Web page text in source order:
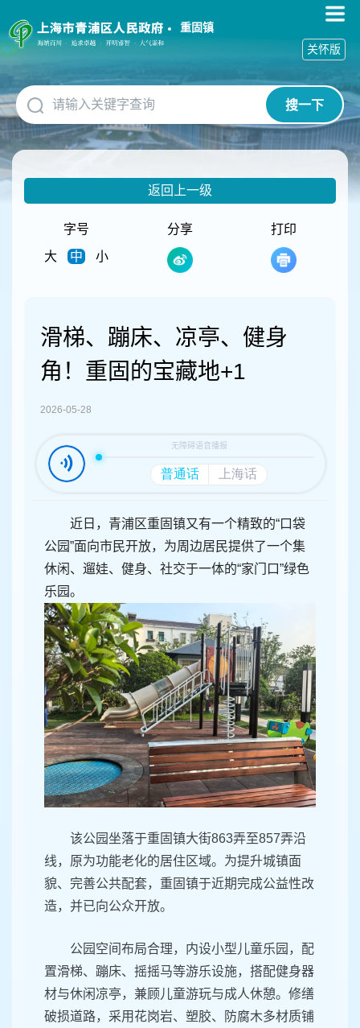
障
碍
作
说
明
跳
到
网
重固镇
搜一下
关怀版
返回上一级
字号
大
中 小
分享 打印
滑梯、蹦床、凉亭、健身
角！重固的宝藏地+1
2026-05-28
近日，青浦区重固镇又有一个精致的“口袋
公园”面向市民开放，为周边居民提供了一个集
休闲、遛娃、健身、社交于一体的“家门口”绿色
乐园。
该公园坐落于重固镇大街863弄至857弄沿
线，原为功能老化的居住区域。为提升城镇面
貌、完善公共配套，重固镇于近期完成公益性改
造，并已向公众开放。
公园空间布局合理，内设小型儿童乐园，配
置滑梯、蹦床、摇摇马等游乐设施，搭配健身器
材与休闲凉亭，兼顾儿童游玩与成人休憩。修缮
破损道路，采用花岗岩、塑胶、防腐木多材质铺